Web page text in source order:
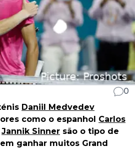
0
Daniil Medvedev
como o espanhol Carlos
Jannik Sinner são o tipo de
ganhar muitos Grand